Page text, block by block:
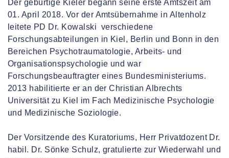
Der gebürtige Kieler begann seine erste Amtszeit am
01. April 2018. Vor der Amtsübernahme in Altenholz
leitete PD Dr. Kowalski verschiedene
Forschungsabteilungen in Kiel, Berlin und Bonn in den
Bereichen Psychotraumatologie, Arbeits- und
Organisationspsychologie und war
Forschungsbeauftragter eines Bundesministeriums.
2013 habilitierte er an der Christian Albrechts
Universität zu Kiel im Fach Medizinische Psychologie
und Medizinische Soziologie.
Der Vorsitzende des Kuratoriums, Herr Privatdozent Dr.
habil. Dr. Sönke Schulz, gratulierte zur Wiederwahl und